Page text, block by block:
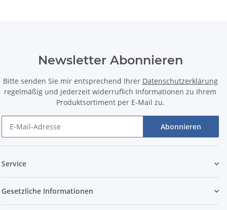
Newsletter Abonnieren
Bitte senden Sie mir entsprechend Ihrer Datenschutzerklärung
regelmäßig und jederzeit widerruflich Informationen zu Ihrem
Produktsortiment per E-Mail zu.
Abonnieren
Service
Gesetzliche Informationen